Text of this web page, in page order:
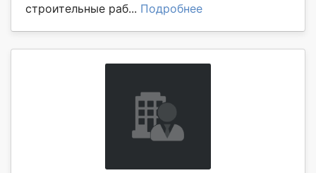
строительные раб... Подробнее